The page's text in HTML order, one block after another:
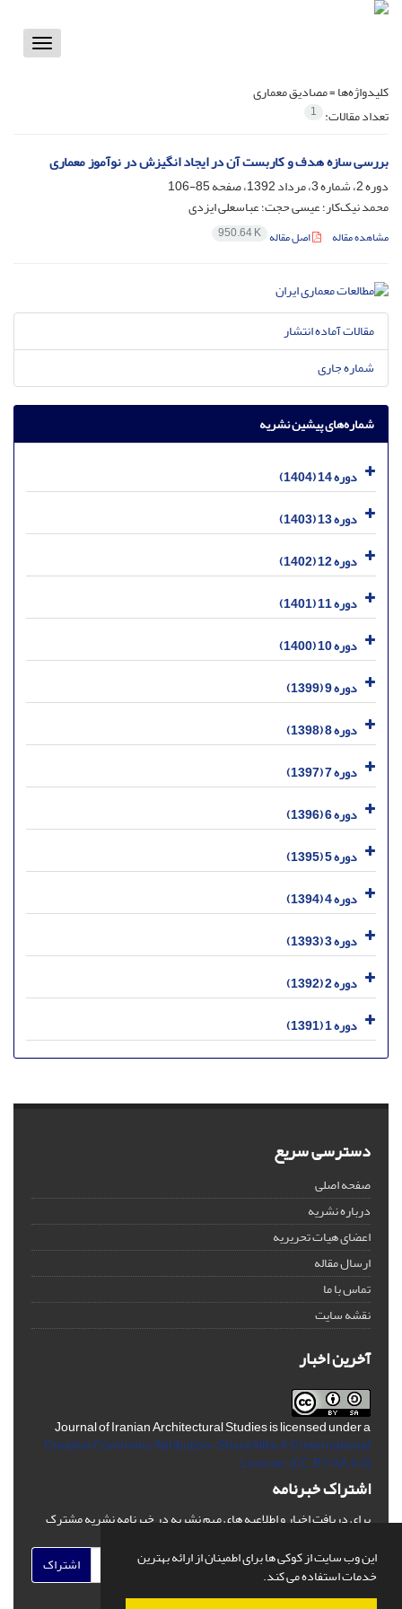
این وب سایت از کوکی ها برای اطمینان از ارائه بهترین
خدمات استفاده می کند.
Toggle
کلیدواژه‌ها =مصادیق معماری
تعداد مقالات: 1
بررسی سازه هدف و کاربست آن در ایجاد انگیزش در نوآموز معماری
دوره 2، شماره 3، مرداد 1392، صفحه
85-106
محمد نیک‌کار؛ عیسی حجت؛ عباسعلی ایزدی
مشاهده مقاله اصل مقاله 950.64 K
مقالات آماده انتشار
شماره جاری
شماره‌های پیشین نشریه
دوره 14 (1404)
دوره 13 (1403)
دوره 12 (1402)
دوره 11 (1401)
دوره 10 (1400)
دوره 9 (1399)
دوره 8 (1398)
دوره 7 (1397)
دوره 6 (1396)
دوره 5 (1395)
دوره 4 (1394)
دوره 3 (1393)
دوره 2 (1392)
دوره 1 (1391)
دسترسی سریع
صفحه اصلی
درباره نشریه
اعضای هیات تحریریه
ارسال مقاله
تماس با ما
نقشه سایت
آخرین اخبار
Journal of Iranian Architectural Studies is licensed under a
Creative Commons Attribution-ShareAlike 4.0 International
License. (CC BY-AA 4.0)
اشتراک خبرنامه
برای دریافت اخبار و اطلاعیه های مهم نشریه در خبرنامه نشریه مشترک
اشتراک